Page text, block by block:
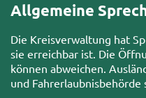
Allgemeine
Die Kreisverwaltung hat
sie erreichbar ist. Die
können abweichen.
und